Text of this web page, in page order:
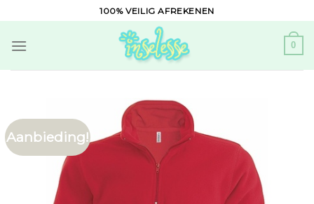
to
content
100% VEILIG AFREKENEN
0
Aanbieding!